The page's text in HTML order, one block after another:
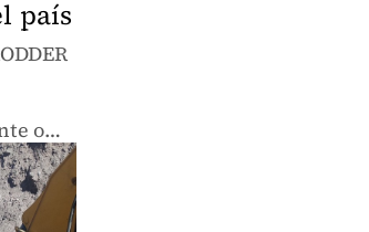
país
o